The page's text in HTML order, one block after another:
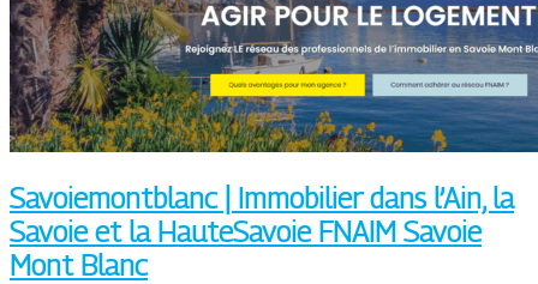
Savoiemontblanc | Immobilier dans l’Ain, la
Savoie et la HauteSavoie FNAIM Savoie
Mont Blanc